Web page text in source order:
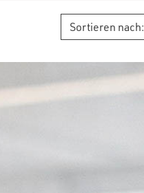
Sortieren nach: